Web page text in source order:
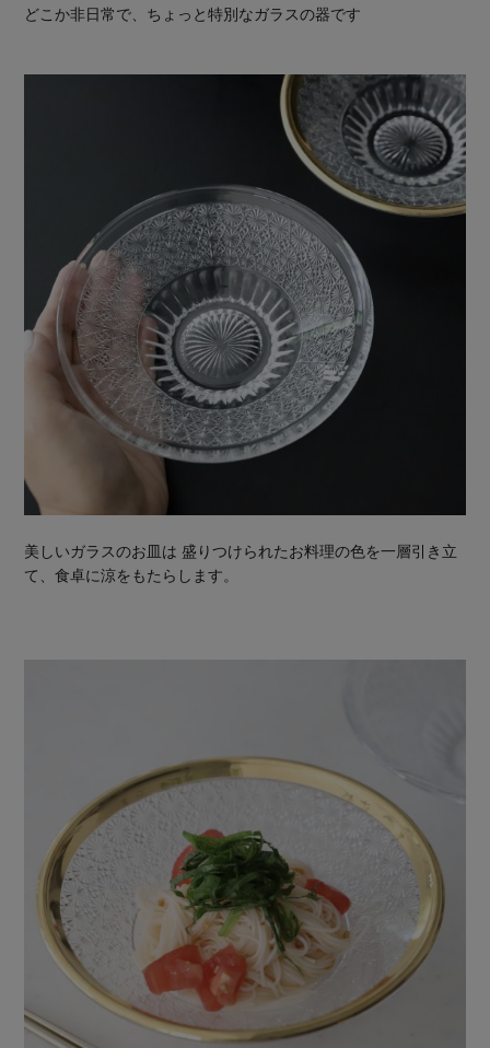
どこか非日常で、ちょっと特別なガラスの器です
美しいガラスのお皿は 盛りつけられたお料理の色を一層引き立
て、食卓に涼をもたらします。